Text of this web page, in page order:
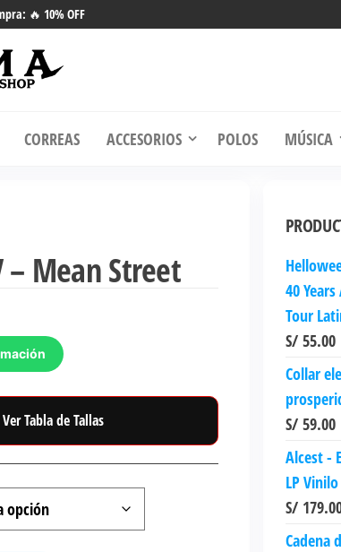
🔥 10% OFF
y más.
CORREAS ACCESORIOS POLOS MÚSICA
– Mean Street
Tabla de Tallas
40
Tour
S/55.00
Collar
S/59.00
Alcest -
LP
S/
Cadena